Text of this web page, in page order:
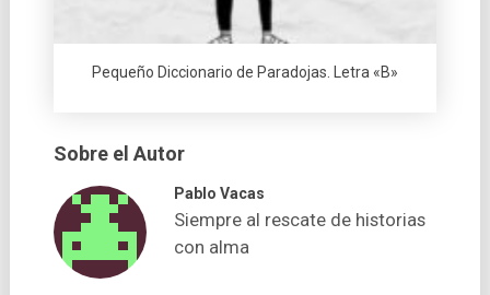
Pequeño Diccionario de Paradojas. Letra «B»
Sobre el Autor
Pablo Vacas
Siempre al rescate de historias
con alma